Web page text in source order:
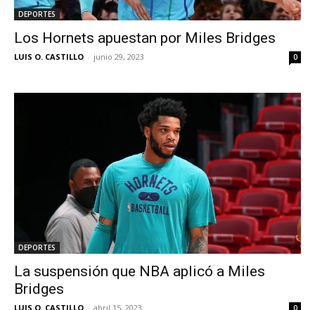
DEPORTES
Los Hornets apuestan por Miles Bridges
LUIS O. CASTILLO - junio 29, 2023 0
DEPORTES
La suspensión que NBA aplicó a Miles
Bridges
LUIS O. CASTILLO - abril 15, 2023